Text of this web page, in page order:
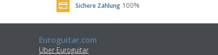
Sichere Zahlung 100%
Euroguitar.com
Uber Euroguitar